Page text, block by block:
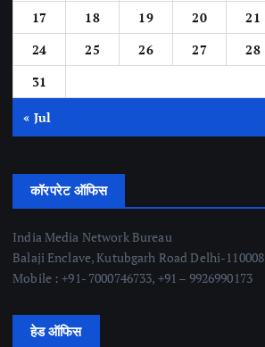
17
18 19 20 21
24
25 26 27 28
31
« Jul
कॉरपरेट ऑफिस
India Media Network Bureau
Balaji Enclave, Kutubgarh Road Delhi-110008
Mobile : +91- 7000746733, +91 – 9926990173
हेड ऑफिस